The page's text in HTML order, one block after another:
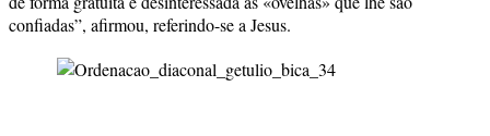
confiadas”, afirmou, referindo-se a Jesus.